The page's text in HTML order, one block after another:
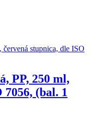
PP, 250 ml,
7056, (bal. 1